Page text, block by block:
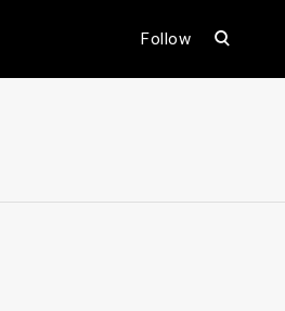
Follow
open
form